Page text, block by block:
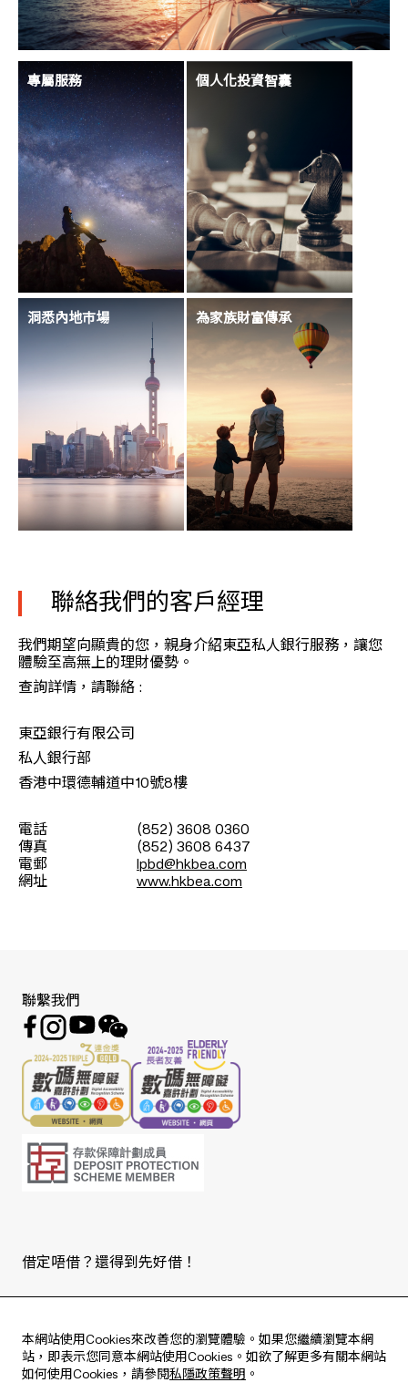
專屬服務 個人化投資智囊
洞悉內地巿場 為家族財富傳承
聯絡我們的客戶經理
我們期望向顯貴的您，親身介紹東亞私人銀行服務，讓您
體驗至高無上的理財優勢。
查詢詳情，請聯絡 :
東亞銀行有限公司
私人銀行部
香港中環德輔道中10號8樓
電話
(852) 3608 0360
傳真
(852) 3608 6437
電郵
lpbd@hkbea.com
網址
www.hkbea.com
本網站使用Cookies來改善您的瀏覽體驗。如果您繼續瀏覽本網
站，即表示您同意本網站使用Cookies。如欲了解更多有關本網站
如何使用Cookies，請參閱私隱政策聲明 。
聯繫我們
借定唔借？還得到先好借！